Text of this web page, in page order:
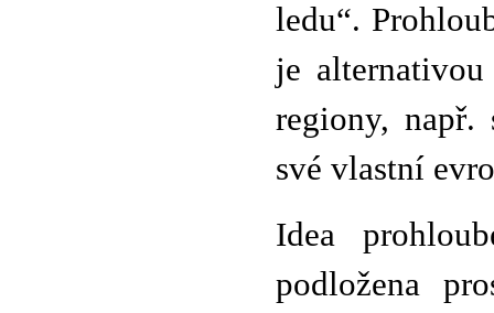
ledu“.
je alternativou
regiony,
své vlastní
Idea
podložena